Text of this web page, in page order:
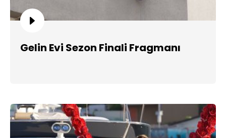
Gelin Evi Sezon Finali Fragmanı